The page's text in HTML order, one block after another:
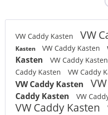
VW Caddy Kasten VW
Kasten
VW Caddy Kasten
Kasten
VW Caddy Kasten
Caddy Kasten
VW Caddy
VW Caddy Kasten
Caddy Kasten
VW
VW Caddy Kasten